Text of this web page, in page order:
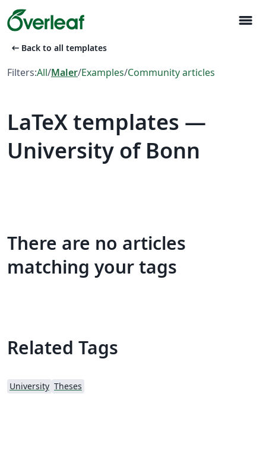
menu
arrow_left_alt Back to all templates
Filters:All/Maler/Examples/Community articles
LaTeX templates —
University of Bonn
There are no articles
matching your tags
Related Tags
University Theses